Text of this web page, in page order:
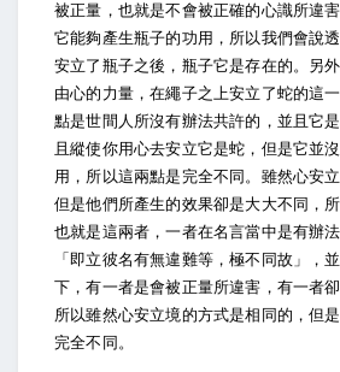
被正量，也就是不會被正確的心識所違
它能夠產生瓶子的功用，所以我們會說
安立了瓶子之後，瓶子它是存在的。另
由心的力量，在繩子之上安立了蛇的這
點是世間人所沒有辦法共許的，並且它
且縱使你用心去安立它是蛇，但是它並
用，所以這兩點是完全不同。雖然心安
但是他們所產生的效果卻是大大不同，
也就是這兩者，一者在名言當中是有辦
「即立彼名有無違難等，極不同故」，
下，有一者是會被正量所違害，有一者
所以雖然心安立境的方式是相同的，但
完全不同。